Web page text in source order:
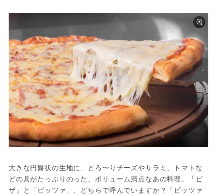
大きな円盤状の生地に、とろ〜りチーズやサラミ、トマトな
どの具がたっぷりのった、ボリューム満点なあの料理。「ピ
ザ」と「ピッツァ」、どちらで呼んでいますか？「ピッツァ